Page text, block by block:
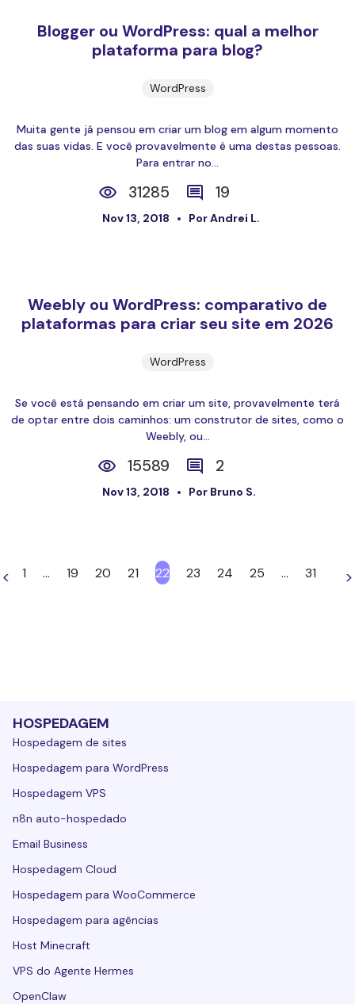
Blogger ou WordPress: qual a melhor
plataforma para blog?
WordPress
Muita gente já pensou em criar um blog em algum momento
das suas vidas. E você provavelmente é uma destas pessoas.
Para entrar no...
31285 19
Nov 13, 2018 Por Andrei L.
Weebly ou WordPress: comparativo de
plataformas para criar seu site em 2026
WordPress
Se você está pensando em criar um site, provavelmente terá
de optar entre dois caminhos: um construtor de sites, como o
Weebly, ou...
15589 2
Nov 13, 2018 Por Bruno S.
< 1 … 19 20 21 22 23 24 25 … 31 >
HOSPEDAGEM
Hospedagem de sites
Hospedagem para WordPress
Hospedagem VPS
n8n auto-hospedado
Email Business
Hospedagem Cloud
Hospedagem para WooCommerce
Hospedagem para agências
Host Minecraft
VPS do Agente Hermes
OpenClaw